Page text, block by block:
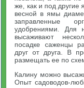
же, как и под другие
весной в ямы
заправленные
удобрениями. Для
высаживают
посадке саженцы
друг от друга. В
размещать ее по
Калину можно
Опыт садоводов-